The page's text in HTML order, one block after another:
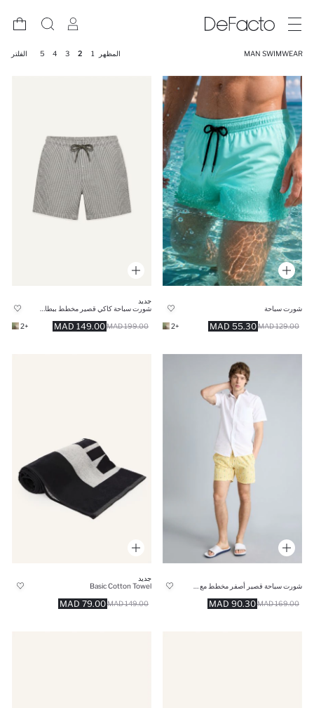
MAN SWIMWEAR المظهر 1
2
3
4
5 الفلتر
شورت سباحة
55.30 MAD 129.00 MAD
+2
جديد
149.00 MAD 199.00 MAD
+2
90.30 MAD 169.00 MAD
جديد
Basic Cotton Towel
79.00 MAD 149.00 MAD